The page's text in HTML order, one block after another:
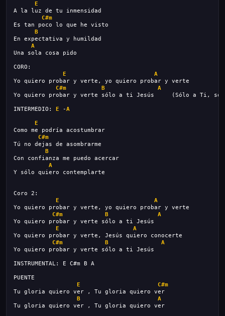
E
A la luz de tu inmensidad
C#m
Es tan poco lo que he visto
B
En expectativa y humildad
A
Una sola cosa pido
CORO:
E
A
Yo quiero probar y verte, yo quiero probar y verte
C#m
B
A
Yo quiero probar y verte sólo a ti Jesús     (Sólo a Ti,
INTERMEDIO: E -A
E
Como me podría acostumbrar
C#m
Tú no dejas de asombrarme
B
Con confianza me puedo acercar
A
Y sólo quiero contemplarte
Coro 2:
E
A
Yo quiero probar y verte, yo quiero probar y verte
C#m
B
A
Yo quiero probar y verte sólo a ti Jesús
E
A
Yo quiero probar y verte, Jesús quiero conocerte
C#m
B
A
Yo quiero probar y verte sólo a ti Jesús
INSTRUMENTAL: E C#m B A
PUENTE
E
C#m
Tu gloria quiero ver , Tu gloria quiero ver
B
A
Tu gloria quiero ver , Tu gloria quiero ver